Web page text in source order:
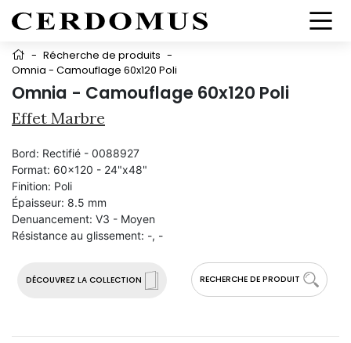
- Récherche de produits -
Omnia - Camouflage 60x120 Poli
Omnia - Camouflage 60x120 Poli
Effet Marbre
DÉCOUVREZ LA COLLECTION RECHERCHE DE PRODUIT
Bord: Rectifié - 0088927
Format: 60x120 - 24"x48"
Finition: Poli
Épaisseur: 8.5 mm
Denuancement: V3 - Moyen
Résistance au glissement: -, -